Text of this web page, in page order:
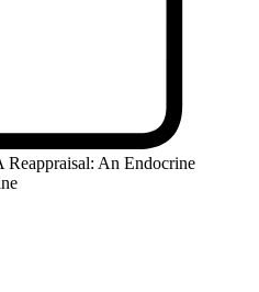
Reappraisal: An Endocrine